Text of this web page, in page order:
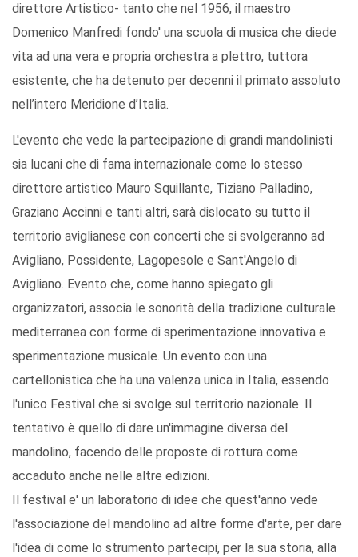
direttore Artistico- tanto che nel 1956, il maestro
Domenico Manfredi fondo' una scuola di musica che diede
vita ad una vera e propria orchestra a plettro, tuttora
esistente, che ha detenuto per decenni il primato assoluto
nell’intero Meridione d’Italia.
L'evento che vede la partecipazione di grandi mandolinisti
sia lucani che di fama internazionale come lo stesso
direttore artistico Mauro Squillante, Tiziano Palladino,
Graziano Accinni e tanti altri, sarà dislocato su tutto il
territorio aviglianese con concerti che si svolgeranno ad
Avigliano, Possidente, Lagopesole e Sant'Angelo di
Avigliano. Evento che, come hanno spiegato gli
organizzatori, associa le sonorità della tradizione culturale
mediterranea con forme di sperimentazione innovativa e
sperimentazione musicale. Un evento con una
cartellonistica che ha una valenza unica in Italia, essendo
l'unico Festival che si svolge sul territorio nazionale. Il
tentativo è quello di dare un'immagine diversa del
mandolino, facendo delle proposte di rottura come
accaduto anche nelle altre edizioni.
Il festival e' un laboratorio di idee che quest'anno vede
l'associazione del mandolino ad altre forme d'arte, per dare
l'idea di come lo strumento partecipi, per la sua storia, alla